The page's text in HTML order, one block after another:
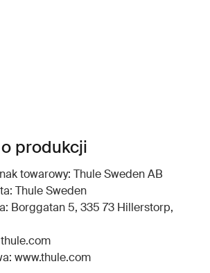
produkcji
towarowy: Thule Sweden AB
Thule Sweden
Borggatan 5, 335 73 Hillerstorp,
www.thule.com